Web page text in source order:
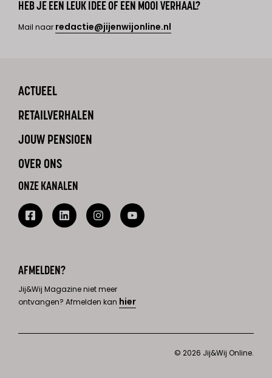
HEB JE EEN LEUK IDEE OF EEN MOOI VERHAAL?
Mail naar redactie@jijenwijonline.nl
ACTUEEL
RETAILVERHALEN
JOUW PENSIOEN
OVER ONS
ONZE KANALEN
AFMELDEN?
Jij&Wij Magazine niet meer
ontvangen? Afmelden kan hier
© 2026 Jij&Wij Online.